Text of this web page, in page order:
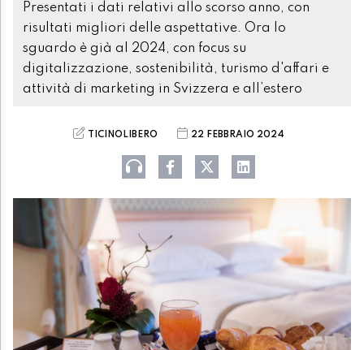
Presentati i dati relativi allo scorso anno, con
risultati migliori delle aspettative. Ora lo
sguardo è già al 2024, con focus su
digitalizzazione, sostenibilità, turismo d'affari e
attività di marketing in Svizzera e all’estero
TICINOLIBERO 22 FEBBRAIO 2024